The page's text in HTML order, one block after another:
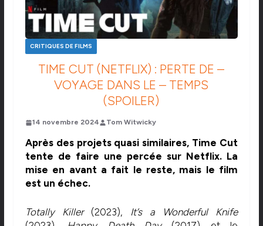
CRITIQUES DE FILMS
TIME CUT (NETFLIX) : PERTE DE –
VOYAGE DANS LE – TEMPS
(SPOILER)
14 novembre 2024 Tom Witwicky
Après des projets quasi similaires, Time Cut
tente de faire une percée sur Netflix. La
mise en avant a fait le reste, mais le film
est un échec.
Totally Killer(2023), It’s a Wonderful Knife